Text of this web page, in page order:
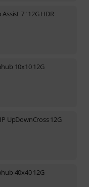
Assist 7" 12G HDR
10x10 12G
UpDownCross 12G
40x40 12G